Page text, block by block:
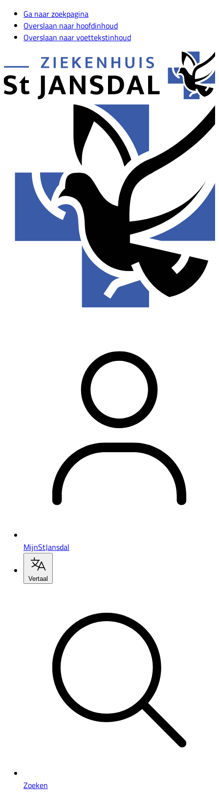
Ga naar zoekpagina
Overslaan naar hoofdinhoud
Overslaan naar voettekstinhoud
MijnStJansdal
Vertaal
Zoeken